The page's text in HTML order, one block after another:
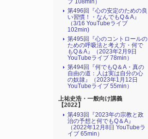
ブ 108min）
第496回『心の安定のための良
い習慣！・なんでもQ＆A』
（3/16 YouTubeライブ
102min)
第495回『心のコントロールの
ための呼吸法と考え方・何で
もQ＆A』（2023年2月9日
YouTubeライブ 78min）
第494回『何でもQ＆A・真の
自由の道：人は実は自分の心
の奴隷』（2023年1月12日
YouTubeライブ 55min）
上祐史浩・一般向け講義
【2022】
第493回『2023年の宗教と政
治の予想と何でもQ＆A』
（2022年12月8日 YouTubeラ
イブ 65min）